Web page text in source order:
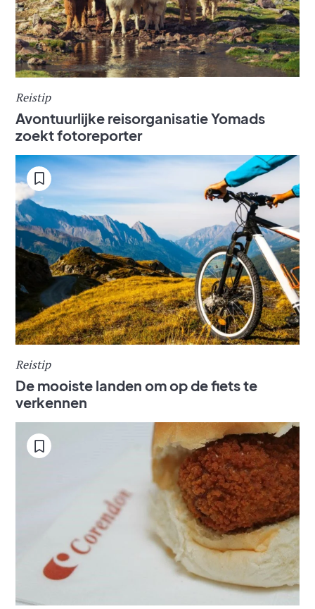
Reistip
Avontuurlijke reisorganisatie Yomads
zoekt fotoreporter
Reistip
De mooiste landen om op de fiets te
verkennen